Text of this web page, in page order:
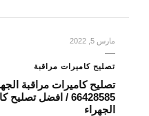
مارس 5, 2022
تصليح كاميرات مراقبة
تصليح كاميرات مراقبة
66428585 / افضل
الجهراء